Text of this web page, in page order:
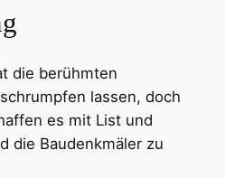
die berühmten
lassen, doch
es mit List und
die Baudenkmäler zu